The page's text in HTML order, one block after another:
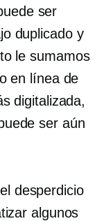
ser
duplicado y
le sumamos
en línea de
digitalizada,
ser aún
desperdicio
algunos